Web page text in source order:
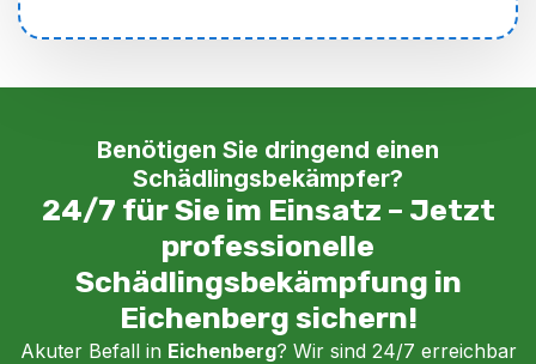
Benötigen Sie dringend einen
Schädlingsbekämpfer?
24/7 für Sie im Einsatz – Jetzt
professionelle
Schädlingsbekämpfung in
Eichenberg sichern!
Akuter Befall in Eichenberg? Wir sind 24/7 erreichbar